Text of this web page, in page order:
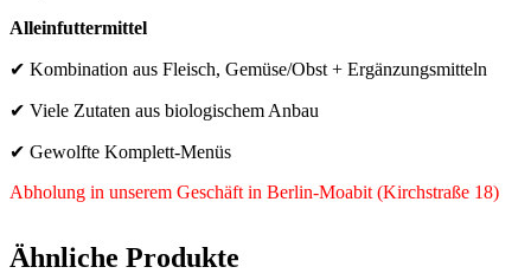
Alleinfuttermittel
✔ Kombination aus Fleisch, Gemüse/Obst + Ergänzungsmitteln
✔ Viele Zutaten aus biologischem Anbau
✔ Gewolfte Komplett-Menüs
Abholung in unserem Geschäft in Berlin-Moabit (Kirchstraße 18)
Ähnliche Produkte